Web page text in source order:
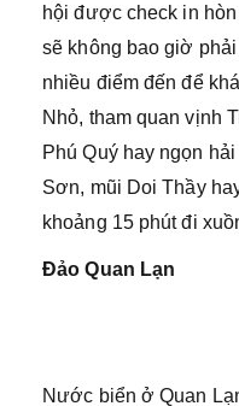
hội được check in
sẽ không bao giờ
nhiều điểm đến để
Nhỏ, tham quan vịnh
Phú Quý hay ngọn
Sơn, mũi Doi Thầy
khoảng 15 phút đi
Đảo Quan Lạn
Nước biển ở Quan